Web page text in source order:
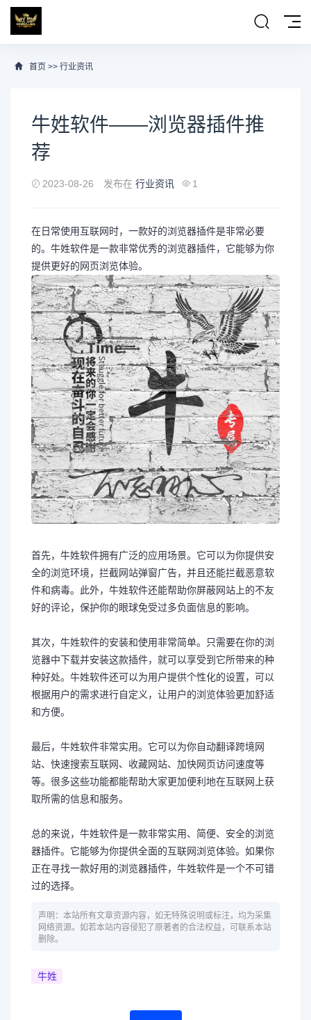
首页 >> 行业资讯
牛姓软件——浏览器插件推
荐
2023-08-26 发布在 行业资讯 1
在日常使用互联网时，一款好的浏览器插件是非常必要
的。牛姓软件是一款非常优秀的浏览器插件，它能够为你
提供更好的网页浏览体验。
首先，牛姓软件拥有广泛的应用场景。它可以为你提供安
全的浏览环境，拦截网站弹窗广告，并且还能拦截恶意软
件和病毒。此外，牛姓软件还能帮助你屏蔽网站上的不友
好的评论，保护你的眼球免受过多负面信息的影响。
其次，牛姓软件的安装和使用非常简单。只需要在你的浏
览器中下载并安装这款插件，就可以享受到它所带来的种
种好处。牛姓软件还可以为用户提供个性化的设置，可以
根据用户的需求进行自定义，让用户的浏览体验更加舒适
和方便。
最后，牛姓软件非常实用。它可以为你自动翻译跨境网
站、快速搜索互联网、收藏网站、加快网页访问速度等
等。很多这些功能都能帮助大家更加便利地在互联网上获
取所需的信息和服务。
总的来说，牛姓软件是一款非常实用、简便、安全的浏览
器插件。它能够为你提供全面的互联网浏览体验。如果你
正在寻找一款好用的浏览器插件，牛姓软件是一个不可错
过的选择。
声明：本站所有文章资源内容，如无特殊说明或标注，均为采集
网络资源。如若本站内容侵犯了原著者的合法权益，可联系本站
删除。
牛姓